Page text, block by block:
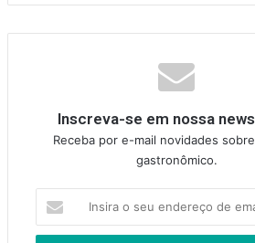
Inscreva-se em nossa
Receba por e-mail novidades
gastronômico.
seu